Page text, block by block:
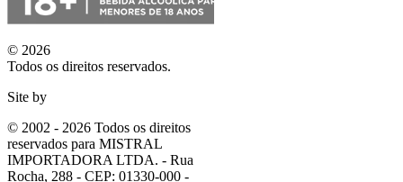
© 2026
Todos os direitos reservados.
Site by
© 2002 - 2026 Todos os direitos
reservados para MISTRAL
IMPORTADORA LTDA. - Rua
Rocha, 288 - CEP: 01330-000 -